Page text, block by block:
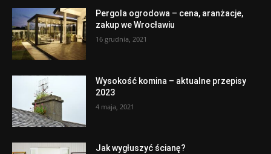
Pergola ogrodowa – cena, aranżacje,
zakup we Wrocławiu
16 grudnia, 2021
Wysokość komina – aktualne przepisy
2023
4 maja, 2021
Jak wygłuszyć ścianę?